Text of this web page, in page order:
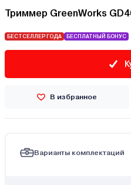
Триммер GreenWorks
БЕСТСЕЛЛЕР ГОДА БЕСПЛАТНЫЙ БОНУС
В избранное
Варианты комплектаций